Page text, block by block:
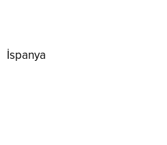
İspanya